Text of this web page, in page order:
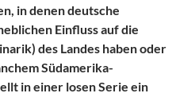
in denen deutsche
Einfluss auf die
des Landes haben oder
Südamerika-
in einer losen Serie ein